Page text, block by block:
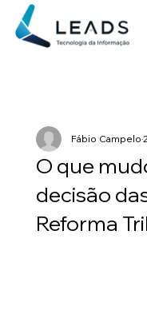
O que
decisão
Reforma
Fábio Campelo